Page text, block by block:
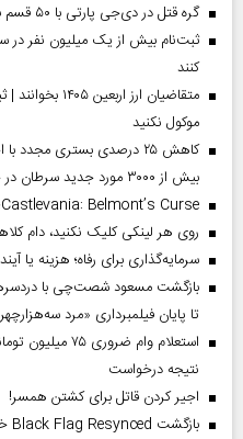
گره قتل در دی‌جی پارتی با ۵۰ قسم باز می‌شود
ثبت‌نام بیش از یک میلیون نفر در
کنند
متقاضیان ارز
موکول نکنید
کاهش ۲۵ درصدی بستری
بیش از ۳۰۰۰ مورد جدید سرطان در خانواده بیماران
Castlevania: Belmont’s Curse؛ بازگشت باشکوه شکارچیان خون‌آشام
روی هر لینکی کلیک نکنید، دام
سرمایه‌گذاری برای رفاه؛ هزینه یا
بازگشت مسعود شصت‌چی با
تا پایان فیلمبرداری «مرد
استعلام وام
نتیجه درخواست
اجیر کردن قاتل برای کشتن همسر!
بازگشت Black Flag Resynced خبری جذاب برای دوستداران بازی